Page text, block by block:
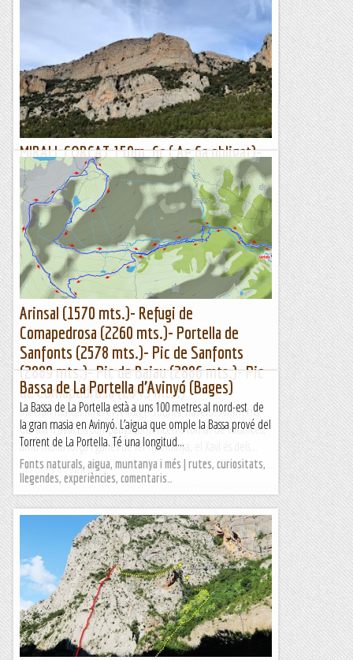
La Portella del Pinell. El Port. 100 cims
5 de novembre de 2022 Interessant proposta per descobrir
una part del Port poc freqüentada però no per aixó menys
atractiva. Entre el Mas de Barberans i la Sénia...
Senderes
MIRALL CORCAT 150m. 6c ( Ae 6a obligat)-
PORTELLA BLANCA-MONTSEC DE RUBIES
Estic amuïnat veient com les costums i la cultura de casa
nostra s’estan perdent per la forta pressió d’alguna gent i de
noves formes forasteres. Per ficar un...
Lo gall
Arinsal (1570 mts.)- Refugi de
Comapedrosa (2260 mts.)- Portella de
Sanfonts (2578 mts.)- Pic de Sanfonts
(2889 mts.)- Pic de Baiau (2886 mts.)- Pic
de Comapedrosa (2943 mts.)
Itinerari marcat amb el rellotge Suunto Traverse.Altimetria
del dia d'avui.Els companys comencen a tornar de vacances,
amb molta força i ganes de fer muntanya, el Xavi és dels...
Sortides a Muntanya
Bassa de La Portella d’Avinyó (Bages)
La Bassa de La Portella està a uns 100 metres al nord-est de
la gran masia en Avinyó. L’aigua que omple la Bassa prové del
Torrent de La Portella. Té una longitud...
Fonts naturals, aigua, muntanya i més | rutes, curiositats,
llegendes, experiències, comentaris…